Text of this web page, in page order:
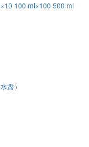
100 ml×100 500 ml
盘）